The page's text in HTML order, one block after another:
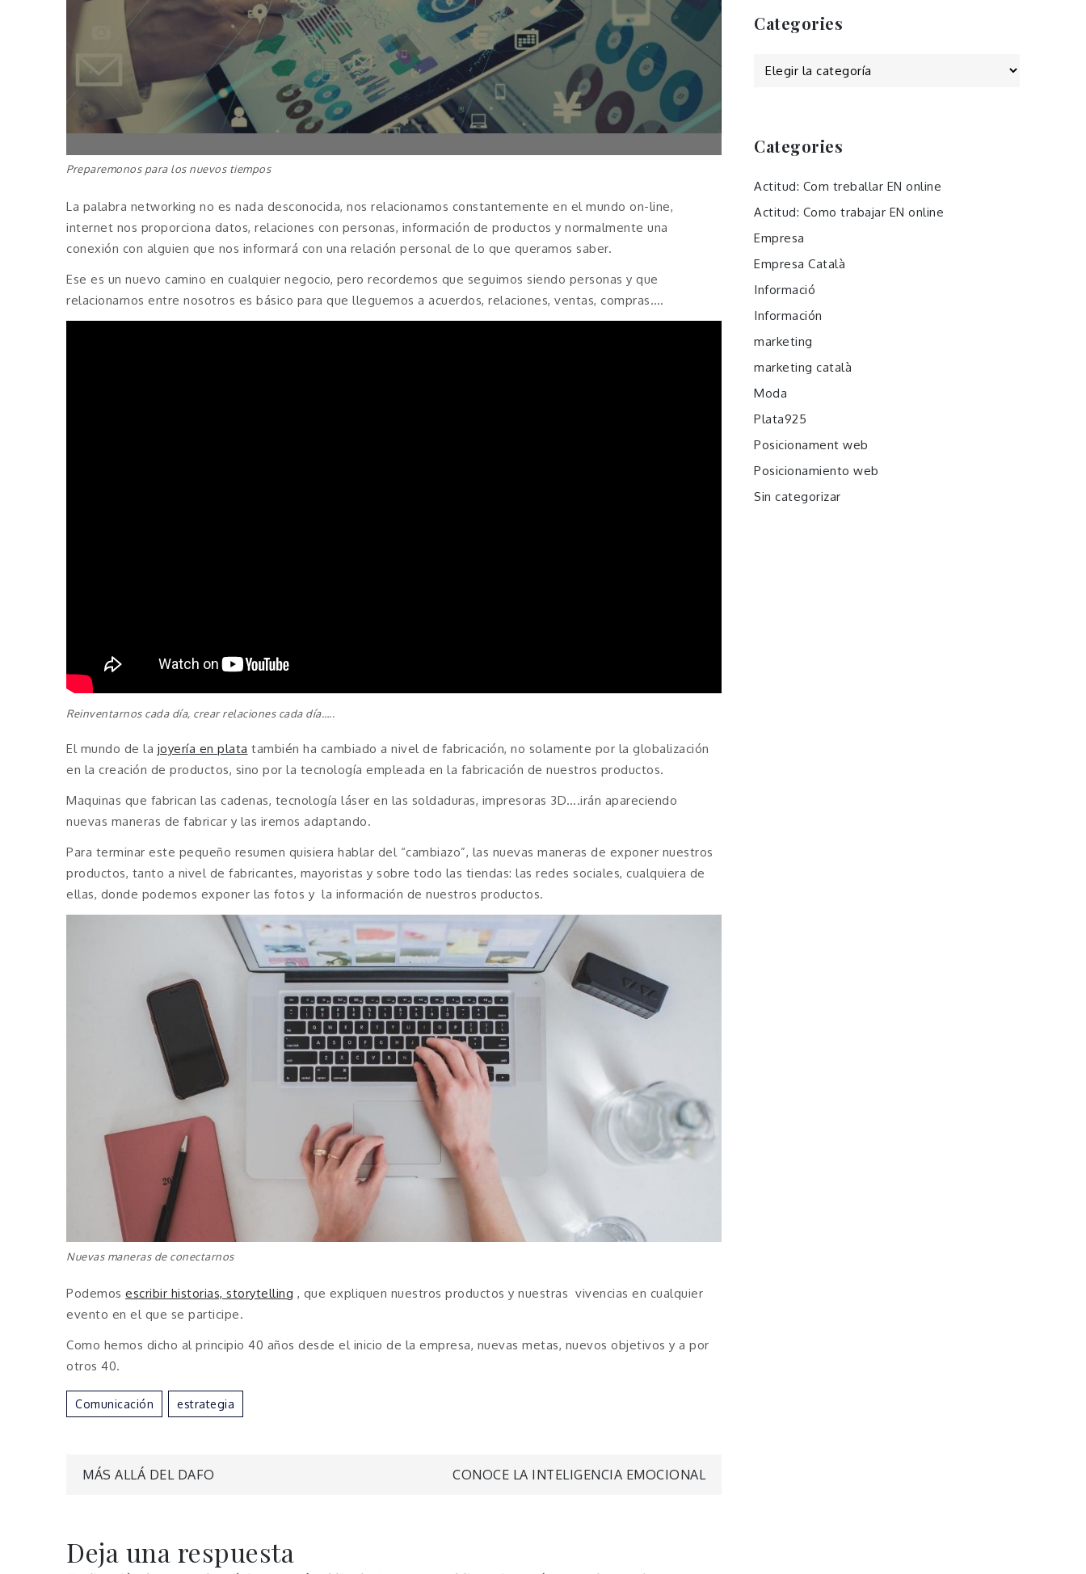
Preparemonos para los nuevos tiempos
La palabra networking no es nada desconocida, nos relacionamos constantemente en el mundo on-line,
internet nos proporciona datos, relaciones con personas, información de productos y normalmente una
conexión con alguien que nos informará con una relación personal de lo que queramos saber.
Ese es un nuevo camino en cualquier negocio, pero recordemos que seguimos siendo personas y que
relacionarnos entre nosotros es básico para que lleguemos a acuerdos, relaciones, ventas, compras….
Reinventarnos cada día, crear relaciones cada día…..
El mundo de la joyería en plata también ha cambiado a nivel de fabricación, no solamente por la globalización
en la creación de productos, sino por la tecnología empleada en la fabricación de nuestros productos.
Maquinas que fabrican las cadenas, tecnología láser en las soldaduras, impresoras 3D….irán apareciendo
nuevas maneras de fabricar y las iremos adaptando.
Para terminar este pequeño resumen quisiera hablar del “cambiazo”, las nuevas maneras de exponer nuestros
productos, tanto a nivel de fabricantes, mayoristas y sobre todo las tiendas: las redes sociales, cualquiera de
ellas, donde podemos exponer las fotos y la información de nuestros productos.
Nuevas maneras de conectarnos
Podemos escribir historias, storytelling , que expliquen nuestros productos y nuestras vivencias en cualquier
evento en el que se participe.
Como hemos dicho al principio 40 años desde el inicio de la empresa, nuevas metas, nuevos objetivos y a por
otros 40.
Comunicación Estrategia
Navegación
MÁS ALLÁ DEL DAFO CONOCE LA INTELIGENCIA EMOCIONAL
Deja una respuesta
Categories
Categories
Categories
Actitud: Com treballar EN online
Actitud: Como trabajar EN online
Empresa
Empresa Català
Informació
Información
marketing
marketing català
Moda
Plata925
Posicionament web
Posicionamiento web
Sin categorizar